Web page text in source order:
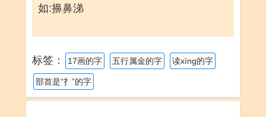
如:擤鼻涕
标签： 17画的字 五行属金的字 读xìng的字
部首是“扌”的字